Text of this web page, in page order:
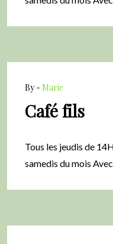
By - Marie
Café fils
Tous les jeudis de
samedis du mois